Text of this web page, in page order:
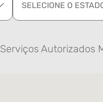
SELECIONE O
Serviços Autorizados